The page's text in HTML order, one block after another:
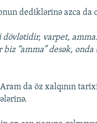
dediklərinə azca da
dövlətidir, varpet,
biz “amma” desək,
da öz xalqının